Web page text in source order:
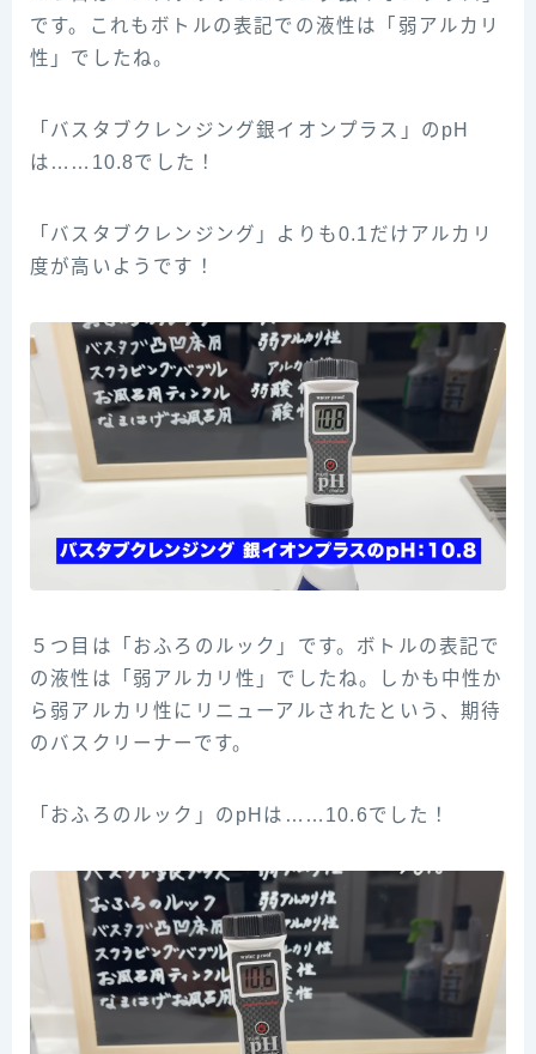
です。これもボトルの表記での液性は「弱アルカリ
性」でしたね。
「バスタブクレンジング銀イオンプラス」のpH
は……10.8でした！
「バスタブクレンジング」よりも0.1だけアルカリ
度が高いようです！
５つ目は「おふろのルック」です。ボトルの表記で
の液性は「弱アルカリ性」でしたね。しかも中性か
ら弱アルカリ性にリニューアルされたという、期待
のバスクリーナーです。
「おふろのルック」のpHは……10.6でした！